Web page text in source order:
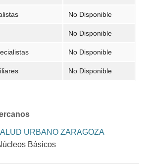
No Disponible
No Disponible
No Disponible
No Disponible
URBANO ZARAGOZA
Básicos